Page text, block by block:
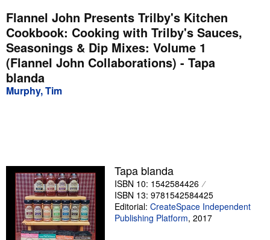
Consultar mis pedidos
Búsqueda avanzada
Colecciones
Libros antiguos
Arte y coleccionismo
CERRAR
Flannel John Presents Trilby's Kitchen
Cookbook: Cooking with Trilby's Sauces,
Seasonings & Dip Mixes: Volume 1
(Flannel John Collaborations) - Tapa
blanda
Murphy, Tim
Tapa blanda
ISBN 10: 1542584426
ISBN 13: 9781542584425
Editorial: CreateSpace Independent
Publishing Platform, 2017